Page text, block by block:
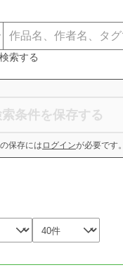
索する
索条件を保存する
保存には ログインが必要です。